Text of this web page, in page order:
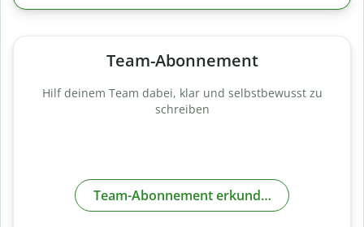
Team-Abonnement
Hilf deinem Team dabei, klar und selbstbewusst zu
schreiben
Team-Abonnement erkunden